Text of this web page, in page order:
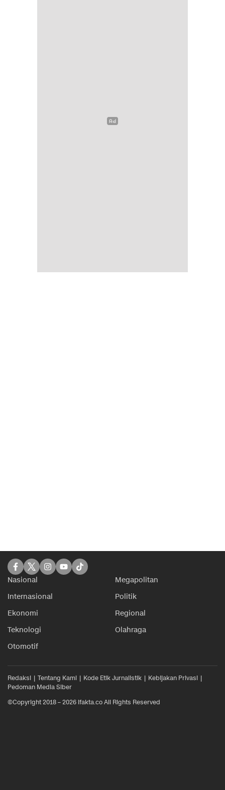
Nasional
Megapolitan
Internasional
Politik
Ekonomi
Regional
Teknologi
Olahraga
Otomotif
Redaksi Tentang Kami Kode Etik Jurnalistik
Kebijakan Privasi
Pedoman Media Siber
©Copyright 2018 – 2026 ifakta.co All Rights Reserved